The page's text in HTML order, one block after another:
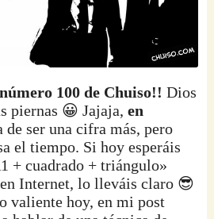
100 de Chuiso!! Dios
piernas 😀 Jajaja,en
de ser una cifra más, pero
el tiempo. Si hoy esperáis
+ cuadrado + triángulo»
Internet, lo lleváis claro 😎
valiente hoy, en mi post